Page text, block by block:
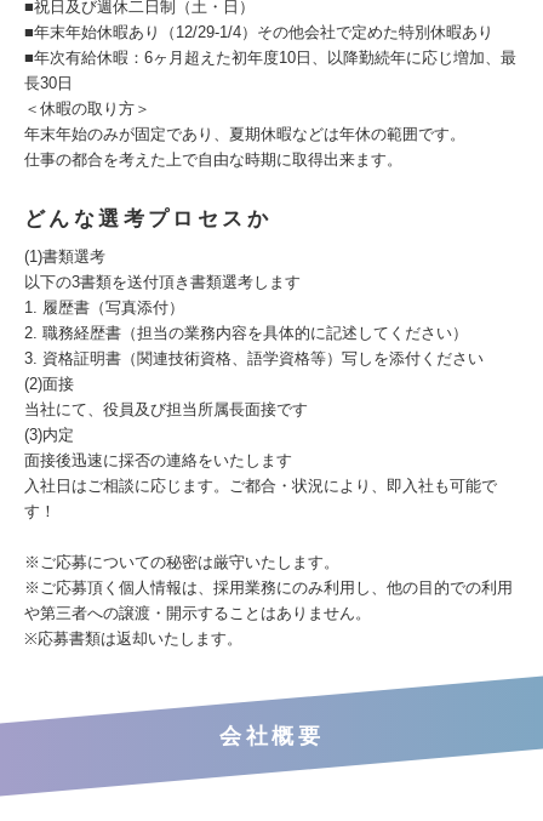
■祝日及び週休二日制（土・日）
■年末年始休暇あり（12/29-1/4）その他会社で定めた特別休暇あり
■年次有給休暇：6ヶ月超えた初年度10日、以降勤続年に応じ増加、最
長30日
＜休暇の取り方＞
年末年始のみが固定であり、夏期休暇などは年休の範囲です。
仕事の都合を考えた上で自由な時期に取得出来ます。
どんな選考プロセスか
(1)書類選考
以下の3書類を送付頂き書類選考します
1. 履歴書（写真添付）
2. 職務経歴書（担当の業務内容を具体的に記述してください）
3. 資格証明書（関連技術資格、語学資格等）写しを添付ください
(2)面接
当社にて、役員及び担当所属長面接です
(3)内定
面接後迅速に採否の連絡をいたします
入社日はご相談に応じます。ご都合・状況により、即入社も可能で
す！
※ご応募についての秘密は厳守いたします。
※ご応募頂く個人情報は、採用業務にのみ利用し、他の目的での利用
や第三者への譲渡・開示することはありません。
※応募書類は返却いたします。
会社概要